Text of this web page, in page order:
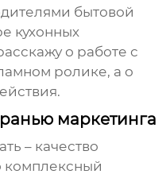
бытовой
кухонных
о работе с
ролике, а о
маркетинга
– качество
комплексный